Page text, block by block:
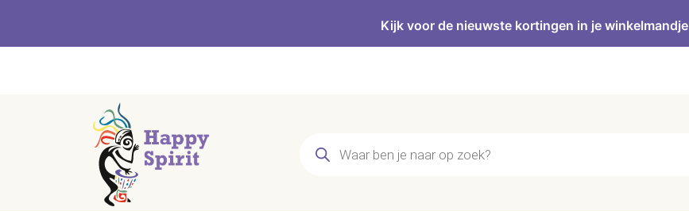
Kijk voor de nieuwste kortingen in je winkelmandje
zoeken